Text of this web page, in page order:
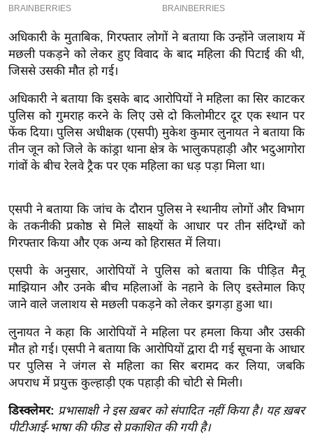
इ
म
ई
-
प
र
मि
सा
बे
मि
ल
श
ख्सि
य
त
यं
ग
इं
डि
अधिकारी के मुताबिक, गिरफ्तार लोगों ने बताया कि उन्होंने जलाशय में
मछली पकड़ने को लेकर हुए विवाद के बाद महिला की पिटाई की थी,
जिससे उसकी मौत हो गई।
अधिकारी ने बताया कि इसके बाद आरोपियों ने महिला का सिर काटकर
पुलिस को गुमराह करने के लिए उसे दो किलोमीटर दूर एक स्थान पर
फेंक दिया। पुलिस अधीक्षक (एसपी) मुकेश कुमार लुनायत ने बताया कि
तीन जून को जिले के कांड्रा थाना क्षेत्र के भालुकपहाड़ी और भदुआगोरा
गांवों के बीच रेलवे ट्रैक पर एक महिला का धड़ पड़ा मिला था।
एसपी ने बताया कि जांच के दौरान पुलिस ने स्थानीय लोगों और विभाग
के तकनीकी प्रकोष्ठ से मिले साक्ष्यों के आधार पर तीन संदिग्धों को
गिरफ्तार किया और एक अन्य को हिरासत में लिया।
एसपी के अनुसार, आरोपियों ने पुलिस को बताया कि पीड़ित मैनू
माझियान और उनके बीच महिलाओं के नहाने के लिए इस्तेमाल किए
जाने वाले जलाशय से मछली पकड़ने को लेकर झगड़ा हुआ था।
लुनायत ने कहा कि आरोपियों ने महिला पर हमला किया और उसकी
मौत हो गई। एसपी ने बताया कि आरोपियों द्वारा दी गई सूचना के आधार
पर पुलिस ने जंगल से महिला का सिर बरामद कर लिया, जबकि
अपराध में प्रयुक्त कुल्हाड़ी एक पहाड़ी की चोटी से मिली।
डिस्क्लेमर: प्रभासाक्षी ने इस ख़बर को संपादित नहीं किया है। यह ख़बर
पीटीआई-भाषा की फीड से प्रकाशित की गयी है।